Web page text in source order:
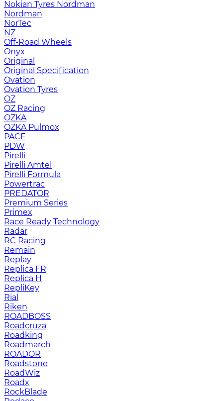
Nokian Tyres Nordman
Nordman
NorTec
NZ
Off-Road Wheels
Onyx
Original
Original Specification
Ovation
Ovation Tyres
OZ
OZ Racing
OZKA
OZKA Pulmox
PACE
PDW
Pirelli
Pirelli Amtel
Pirelli Formula
Powertrac
PREDATOR
Premium Series
Primex
Race Ready Technology
Radar
RC Racing
Remain
Replay
Replica FR
Replica H
RepliKey
Rial
Riken
ROADBOSS
Roadcruza
Roadking
Roadmarch
ROADOR
Roadstone
RoadWiz
Roadx
RockBlade